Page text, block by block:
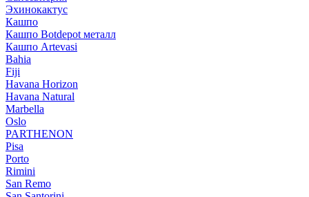
Эхинокактус
Кашпо
Кашпо Botdepot металл
Кашпо Artevasi
Bahia
Fiji
Havana Horizon
Havana Natural
Marbella
Oslo
PARTHENON
Pisa
Porto
Rimini
San Remo